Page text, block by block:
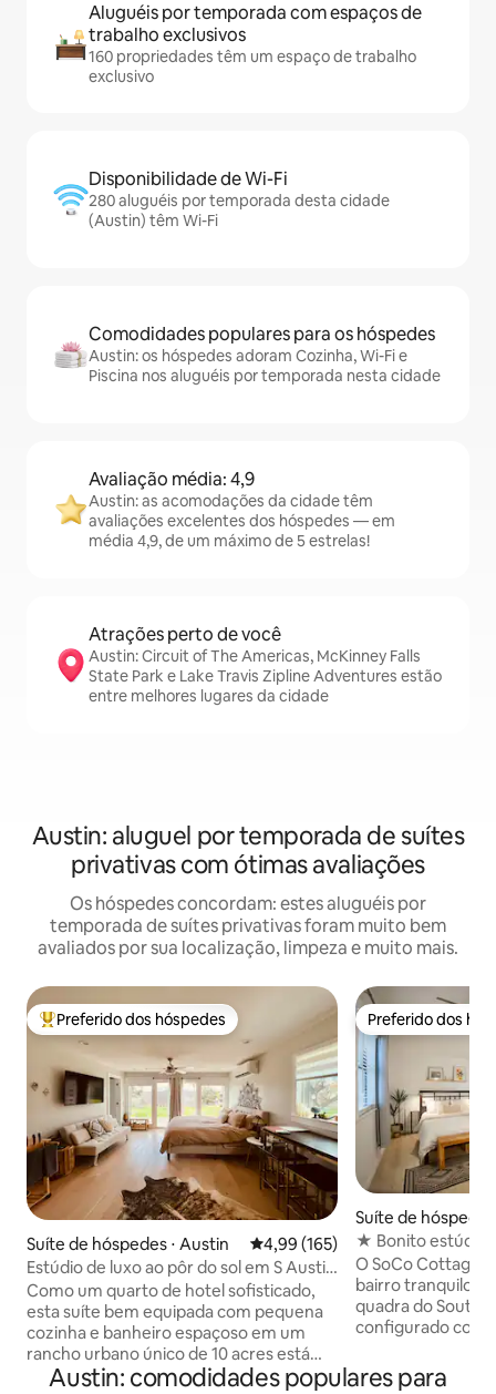
Aluguéis por temporada com espaços de
trabalho exclusivos
160 propriedades têm um espaço de trabalho
exclusivo
Disponibilidade de Wi-Fi
280 aluguéis por temporada desta cidade
(Austin) têm Wi-Fi
Comodidades populares para os hóspedes
Austin: os hóspedes adoram Cozinha, Wi-Fi e
Piscina nos aluguéis por temporada nesta cidade
Avaliação média: 4,9
Austin: as acomodações da cidade têm
avaliações excelentes dos hóspedes — em
média 4,9, de um máximo de 5 estrelas!
Atrações perto de você
Austin: Circuit of The Americas, McKinney Falls
State Park e Lake Travis Zipline Adventures estão
entre melhores lugares da cidade
Austin: aluguel por temporada de suítes
privativas com ótimas avaliações
Os hóspedes concordam: estes aluguéis por
temporada de suítes privativas foram muito bem
avaliados por sua localização, limpeza e muito mais.
Entre os melhores preferidos dos hóspedes
Preferido dos hóspedes
Suíte de hóspedes ⋅ Austin 4,99 de uma avaliação média de
4,99 (165)
Estúdio de luxo ao pôr do sol em S Austin
Urban Ranch
Como um quarto de hotel sofisticado,
esta suíte bem equipada com pequena
cozinha e banheiro espaçoso em um
rancho urbano único de 10 acres está
situada no meio da movimentada South
Preferido dos
Preferido dos
Suíte de
★ Bonito estúdio
Privado e
O SoCo Cottage
bairro tranquilo e
quadra do South
configurado
cozinha, Amazon
Austin: comodidades populares para